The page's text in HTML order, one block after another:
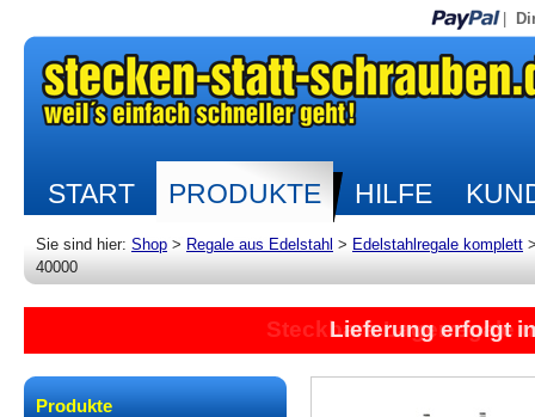
START PRODUKTE HILFE
Sie sind hier: Shop > Regale aus Edelstahl > Edelstahlregale komplett
40000
Lieferung erfolgt
Produkte